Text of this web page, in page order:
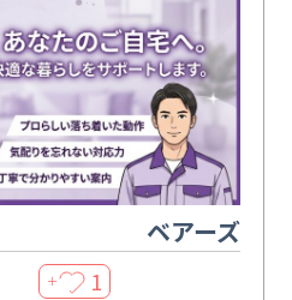
ベアーズ
＋ 1